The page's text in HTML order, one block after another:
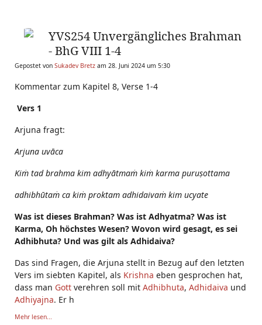
YVS254 Unvergängliches Brahman
- BhG VIII 1-4
Gepostet von Sukadev Bretz am 28. Juni 2024 um 5:30
Kommentar zum Kapitel 8, Verse 1-4
Vers 1
Arjuna fragt:
Arjuna uvāca
Kiṁ tad brahma kim adhyātmaṁ kiṁ karma puruṣottama
adhibhūtaṁ ca kiṁ proktam adhidaivaṁ kim ucyate
Was ist dieses Brahman? Was ist Adhyatma? Was ist
Karma, Oh höchstes Wesen? Wovon wird gesagt, es sei
Adhibhuta? Und was gilt als Adhidaiva?
Das sind Fragen, die Arjuna stellt in Bezug auf den letzten
Vers im siebten Kapitel, als Krishna eben gesprochen hat,
dass man Gott verehren soll mit Adhibhuta, Adhidaiva und
Adhiyajna. Er h
Mehr lesen...